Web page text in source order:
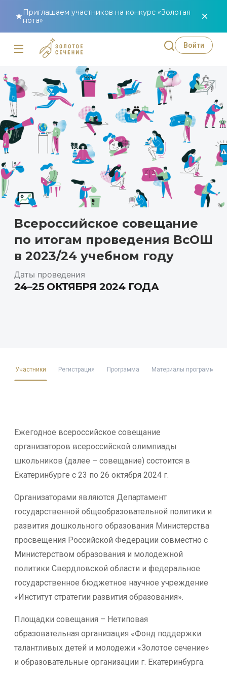
Приглашаем участников на конкурс «Золотая
нота»
Войти
Всероссийское совещание
по итогам проведения ВсОШ
в 2023/24 учебном году
Даты проведения
24–25 ОКТЯБРЯ 2024 ГОДА
Ежегодное всероссийское совещание
организаторов всероссийской олимпиады
школьников (далее – совещание) состоится в
Екатеринбурге с 23 по 26 октября 2024 г.
Организаторами являются Департамент
государственной общеобразовательной политики и
развития дошкольного образования Министерства
просвещения Российской Федерации совместно с
Министерством образования и молодежной
политики Свердловской области и федеральное
государственное бюджетное научное учреждение
«Институт стратегии развития образования».
Площадки совещания – Нетиповая
образовательная организация «Фонд поддержки
талантливых детей и молодежи «Золотое сечение»
и образовательные организации г. Екатеринбурга.
Участники Регистрация Программа Материалы программы